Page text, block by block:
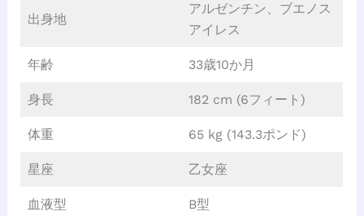
出身地
アルゼンチン、ブエノス
アイレス
年齢 33歳10か月
身長 182 cm (6フィート)
体重 65 kg (143.3ポンド)
星座 乙女座
血液型 B型